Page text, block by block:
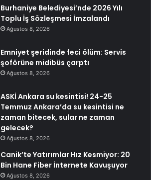
Burhaniye Belediyesi’nde 2026 Yılı
Toplu İş Sözleşmesi İmzalandı
Ağustos 8, 2026
Emniyet şeridinde feci ölüm: Servis
şoförüne midibüs çarptı
Ağustos 8, 2026
ASKİ Ankara su kesintisi! 24-25
Temmuz Ankara’da su kesintisi ne
zaman bitecek, sular ne zaman
gelecek?
Ağustos 8, 2026
Canik’te Yatırımlar Hız Kesmiyor: 20
Bin Hane Fiber İnternete Kavuşuyor
Ağustos 8, 2026